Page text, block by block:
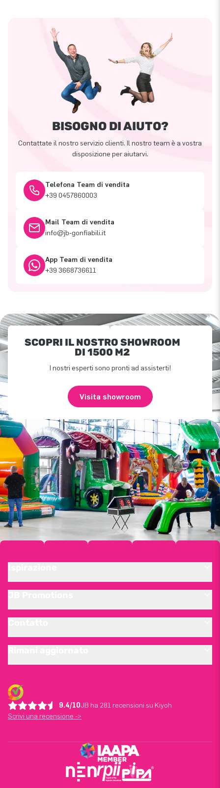
BISOGNO DI AIUTO?
Contattate il nostro servizio clienti. Il nostro team è a vostra
disposizione per aiutarvi.
Telefona Team di vendita
+39 0457860003
Mail Team di vendita
info@jb-gonfiabili.it
App Team di vendita
+39 3668736611
SCOPRI IL NOSTRO SHOWROOM
DI 1500 M2
I nostri esperti sono pronti ad assisterti!
Visita showroom
9.4/10JB ha 281 recensioni su Kiyoh
Scrivi una recensione ->